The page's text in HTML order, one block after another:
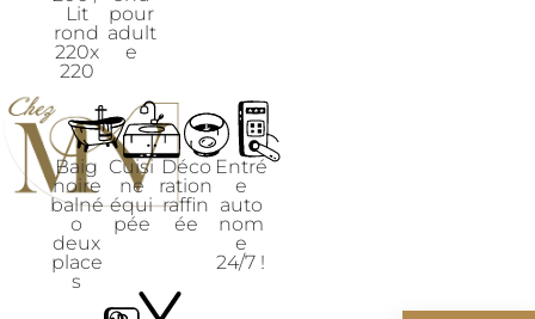
Lit
rond
220x
220
pour
adult
e
Baig
noire
balné
o
deux
place
s
Cuisi
ne
équi
pée
Déco
ration
raffin
ée
Entré
e
auto
nom
e
24/7 !